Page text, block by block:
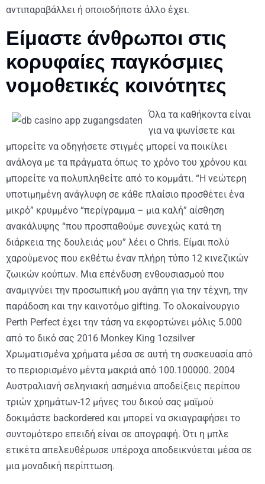
αντιπαραβάλλει ή οποιοδήποτε άλλο έχει.
Είμαστε άνθρωποι στις
κορυφαίες παγκόσμιες
νομοθετικές κοινότητες
Όλα τα καθήκοντα είναι
για να ψωνίσετε και
μπορείτε να οδηγήσετε στιγμές μπορεί να ποικίλει
ανάλογα με τα πράγματα όπως το χρόνο του χρόνου και
μπορείτε να πολυπληθείτε από το κομμάτι. “Η νεώτερη
υποτιμημένη ανάγλυφη σε κάθε πλαίσιο προσθέτει ένα
μικρό” κρυμμένο “περίγραμμα – μια καλή” αίσθηση
ανακάλυψης “που προσπαθούμε συνεχώς κατά τη
διάρκεια της δουλειάς μου” λέει ο Chris. Είμαι πολύ
χαρούμενος που εκθέτω έναν πλήρη τύπο 12 κινεζικών
ζωικών κούπων. Μια επένδυση ενθουσιασμού που
αναμιγνύει την προσωπική μου αγάπη για την τέχνη, την
παράδοση και την καινοτόμο gifting. Το ολοκαίνουργιο
Perth Perfect έχει την τάση να εκφορτώνει μόλις 5.000
από το δικό σας 2016 Monkey King 1ozsilver
Χρωματισμένα χρήματα μέσα σε αυτή τη συσκευασία από
το περιορισμένο μέντα μακριά από 100.100000. 2004
Αυστραλιανή σεληνιακή ασημένια αποδείξεις περίπου
τριών χρημάτων-12 μήνες του δικού σας μαϊμού
δοκιμάστε backordered και μπορεί να σκιαγραφήσει το
συντομότερο επειδή είναι σε απογραφή. Ότι η μπλε
ετικέτα απελευθέρωσε υπέροχα αποδεικνύεται μέσα σε
μια μοναδική περίπτωση.